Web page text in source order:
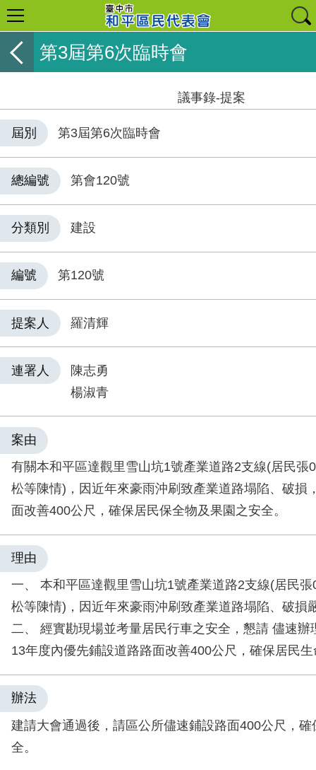
第3屆第6次臨時會
議事錄-提案
屆別 第3屆第6次臨時會
總編號 第會120號
分類別 建設
編號 第120號
提案人 羅清輝
連署人
陳志勇
楊淑青
案由
有關本和平區達觀里雪山坑1號產業道路2支線(居民張
松等陳情)，因近年來豪雨沖刷致產業道路塌陷、破損
面改善400公尺，確保居民保全物及果園之安全。
理由
一、 本和平區達觀里雪山坑1號產業道路2支線(居民
松等陳情)，因近年來豪雨沖刷致產業道路塌陷、破損
二、 經實勘現場並考量居民行車之安全，懇請 儘速辦
13年度內優先鋪設道路路面改善400公尺，確保居民
辦法
建請大會通過後，請區公所儘速鋪設路面400公尺，
全。